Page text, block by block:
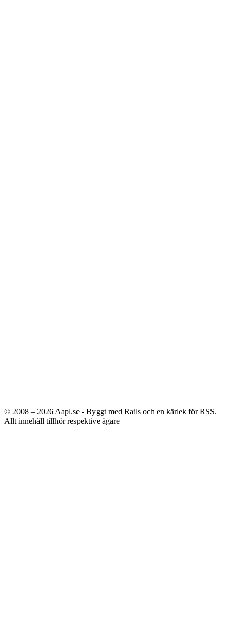
© 2008 – 2026 Aapl.se - Byggt med Rails och en kärlek för RSS.
Allt innehåll tillhör respektive ägare